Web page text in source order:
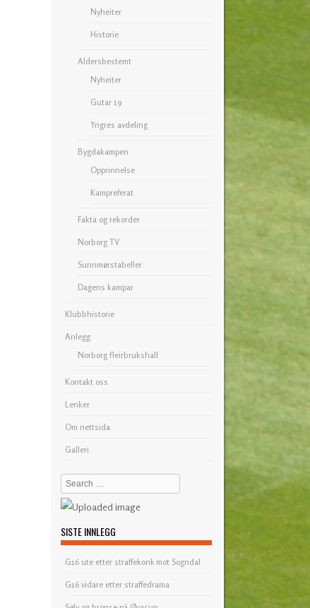
Nyheiter
Historie
Aldersbestemt
Nyheiter
Gutar 19
Yngres avdeling
Bygdakampen
Opprinnelse
Kampreferat
Fakta og rekorder
Norborg TV
Sunnmørstabeller
Dagens kampar
Klubbhistorie
Anlegg
Norborg fleirbrukshall
Kontakt oss
Lenker
Om nettsida
Galleri
Search
SISTE INNLEGG
G16 ute etter straffekonk mot Sogndal
G16 vidare etter straffedrama